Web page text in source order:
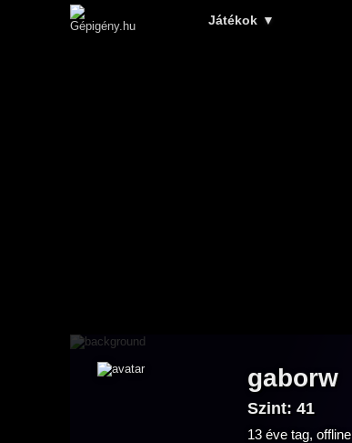
Játékok ▼
gaborw
Szint: 41
13 éve tag, offline